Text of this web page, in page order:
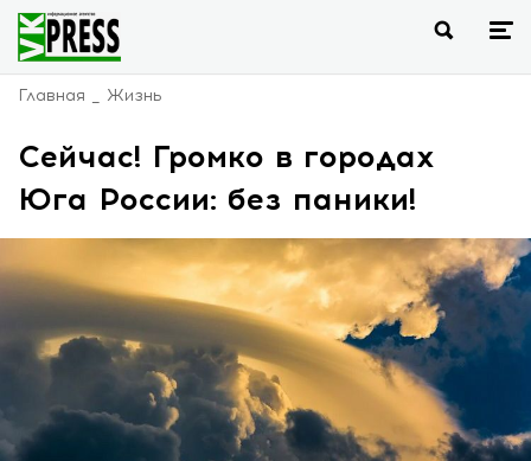
Главная Жизнь
Сейчас! Громко в городах
Юга России: без паники!